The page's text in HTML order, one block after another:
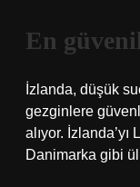
En
İzlanda, düşük
gezginlere
alıyor.
Danimarka gibi